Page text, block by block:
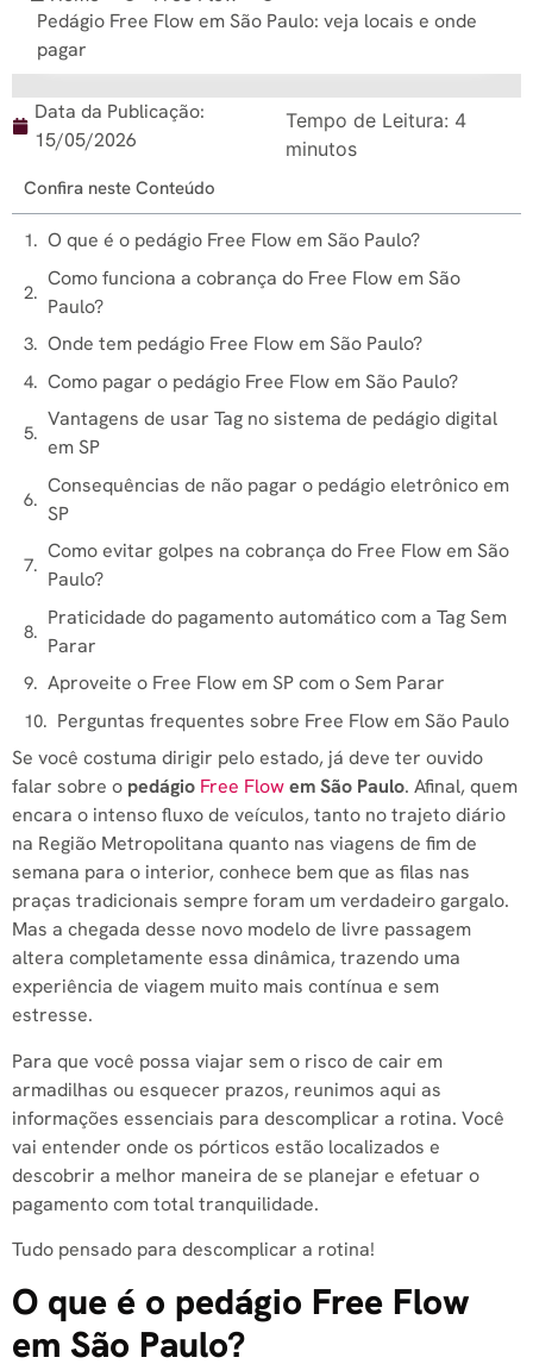
Pedágio Free Flow em São Paulo: veja locais e onde
pagar
Data da Publicação:
15/05/2026
Tempo de Leitura: 4
minutos
Confira neste Conteúdo
O que é o pedágio Free Flow em São Paulo?
Como funciona a cobrança do Free Flow em São
Paulo?
Onde tem pedágio Free Flow em São Paulo?
Como pagar o pedágio Free Flow em São Paulo?
Vantagens de usar Tag no sistema de pedágio digital
em SP
Consequências de não pagar o pedágio eletrônico em
SP
Como evitar golpes na cobrança do Free Flow em São
Paulo?
Praticidade do pagamento automático com a Tag Sem
Parar
Aproveite o Free Flow em SP com o Sem Parar
Perguntas frequentes sobre Free Flow em São Paulo
Se você costuma dirigir pelo estado, já deve ter ouvido
falar sobre o pedágio Free Flowem São Paulo. Afinal, quem
encara o intenso fluxo de veículos, tanto no trajeto diário
na Região Metropolitana quanto nas viagens de fim de
semana para o interior, conhece bem que as filas nas
praças tradicionais sempre foram um verdadeiro gargalo.
Mas a chegada desse novo modelo de livre passagem
altera completamente essa dinâmica, trazendo uma
experiência de viagem muito mais contínua e sem
estresse.
Para que você possa viajar sem o risco de cair em
armadilhas ou esquecer prazos, reunimos aqui as
informações essenciais para descomplicar a rotina. Você
vai entender onde os pórticos estão localizados e
descobrir a melhor maneira de se planejar e efetuar o
pagamento com total tranquilidade.
Tudo pensado para descomplicar a rotina!
O que é o pedágio Free Flow
em São Paulo?